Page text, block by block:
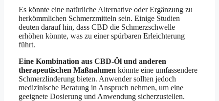
Es könnte eine natürliche Alternative oder Ergänzung zu
herkömmlichen Schmerzmitteln sein. Einige Studien
deuten darauf hin, dass CBD die Schmerzschwelle
erhöhen könnte, was zu einer spürbaren Erleichterung
führt.
Eine Kombination aus CBD-Öl und anderen
therapeutischen Maßnahmen könnte eine umfassendere
Schmerzlinderung bieten. Anwender sollten jedoch
medizinische Beratung in Anspruch nehmen, um eine
geeignete Dosierung und Anwendung sicherzustellen.